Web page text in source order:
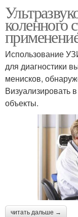
коленного
Использование
для диагностики
менисков,
Визуализировать
объекты.
читать дальше →